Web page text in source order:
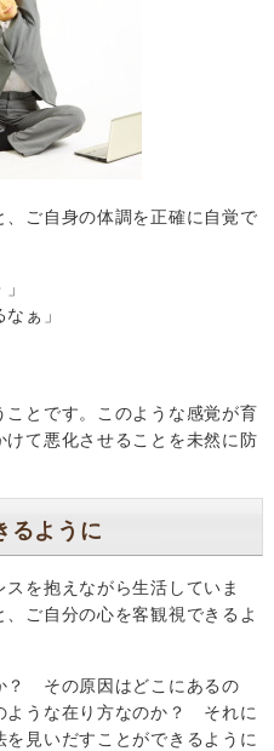
ご自身の体調を正確に自覚で
ぁ」
とです。このような感覚が育
て悪化させることを未然に防
るように
を抱えながら生活していま
ご自分の心を客観視できるよ
？ その原因はどこにあるの
うな在り方なのか？ それに
見いだすことができるように